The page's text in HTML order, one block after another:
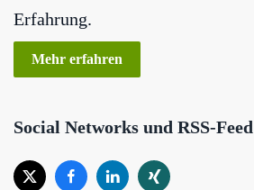
Erfahrung.
Mehr erfahren
Social Networks und RSS-Feed